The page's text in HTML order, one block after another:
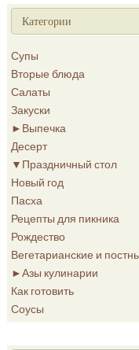
Категории
Супы
Вторые блюда
Салаты
Закуски
► Выпечка
Десерт
▼ Праздничный стол
Новый год
Пасха
Рецепты для пикника
Рождество
Вегетарианские и
►Азы кулинарии
Как готовить
Соусы